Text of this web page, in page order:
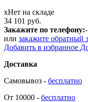
хНет на складе
34 101 руб.
Закажите по телефону:
или закажите обратный
Добавить в избранное
Доставка
Самовывоз - бесплатно
От 10000 - бесплатно